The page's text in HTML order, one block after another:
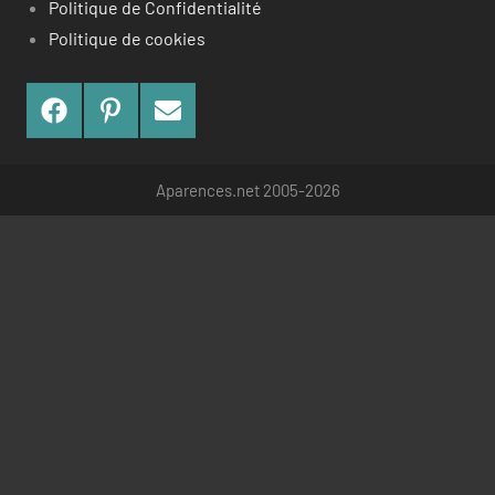
Politique de Confidentialité
Politique de cookies
FacebookPinterestContact
Aparences.net 2005-2026